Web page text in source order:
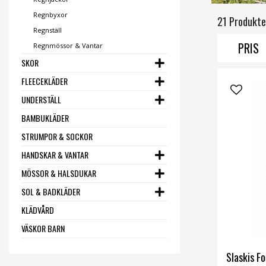
Regnbyxor
Regnställ
Regnmössor & Vantar
SKOR
FLEECEKLÄDER
UNDERSTÄLL
BAMBUKLÄDER
STRUMPOR & SOCKOR
HANDSKAR & VANTAR
MÖSSOR & HALSDUKAR
SOL & BADKLÄDER
KLÄDVÅRD
VÄSKOR BARN
21
PRIS
Slaskis